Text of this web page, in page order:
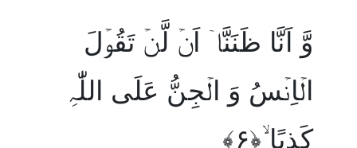
وَّ اَنَّا ظَنَنَّاۤ اَنۡ لَّنۡ تَقُوۡلَ
الۡاِنۡسُ وَ الۡجِنُّ عَلَی اللّٰہِ
کَذِبًا ۙ﴿۶﴾